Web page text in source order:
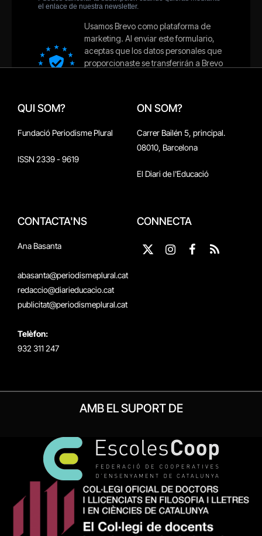
QUI SOM?
Fundació Periodisme Plural
ISSN 2339 - 9619
ON SOM?
Carrer Bailén 5, principal.
08010, Barcelona
El Diari de l'Educació
CONTACTA'NS
Ana Basanta
abasanta@periodismeplural.cat
redaccio@diarieducacio.cat
publicitat@periodismeplural.cat
Telèfon:
932 311 247
CONNECTA
X
Instagram
Facebook
RSS
AMB EL SUPORT DE